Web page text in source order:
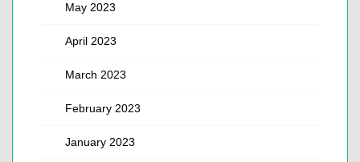
May 2023
April 2023
March 2023
February 2023
January 2023